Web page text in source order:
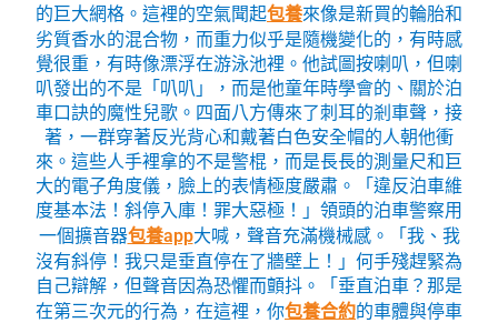
的巨大網格。這裡的空氣聞起包養來像是新買的輪胎和
劣質香水的混合物，而重力似乎是隨機變化的，有時感
覺很重，有時像漂浮在游泳池裡。他試圖按喇叭，但喇
叭發出的不是「叭叭」，而是他童年時學會的、關於泊
車口訣的魔性兒歌。四面八方傳來了刺耳的剎車聲，接
著，一群穿著反光背心和戴著白色安全帽的人朝他衝
來。這些人手裡拿的不是警棍，而是長長的測量尺和巨
大的電子角度儀，臉上的表情極度嚴肅。「違反泊車維
度基本法！斜停入庫！罪大惡極！」領頭的泊車警察用
一個擴音器包養app大喊，聲音充滿機械感。「我、我
沒有斜停！我只是垂直停在了牆壁上！」何手殘趕緊為
自己辯解，但聲音因為恐懼而顫抖。「垂直泊車？那是
在第三次元的行為，在這裡，你包養合約的車體與停車